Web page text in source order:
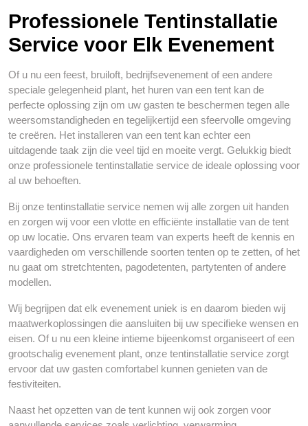
Professionele Tentinstallatie
Service voor Elk Evenement
Of u nu een feest, bruiloft, bedrijfsevenement of een andere
speciale gelegenheid plant, het huren van een tent kan de
perfecte oplossing zijn om uw gasten te beschermen tegen alle
weersomstandigheden en tegelijkertijd een sfeervolle omgeving
te creëren. Het installeren van een tent kan echter een
uitdagende taak zijn die veel tijd en moeite vergt. Gelukkig biedt
onze professionele tentinstallatie service de ideale oplossing voor
al uw behoeften.
Bij onze tentinstallatie service nemen wij alle zorgen uit handen
en zorgen wij voor een vlotte en efficiënte installatie van de tent
op uw locatie. Ons ervaren team van experts heeft de kennis en
vaardigheden om verschillende soorten tenten op te zetten, of het
nu gaat om stretchtenten, pagodetenten, partytenten of andere
modellen.
Wij begrijpen dat elk evenement uniek is en daarom bieden wij
maatwerkoplossingen die aansluiten bij uw specifieke wensen en
eisen. Of u nu een kleine intieme bijeenkomst organiseert of een
grootschalig evenement plant, onze tentinstallatie service zorgt
ervoor dat uw gasten comfortabel kunnen genieten van de
festiviteiten.
Naast het opzetten van de tent kunnen wij ook zorgen voor